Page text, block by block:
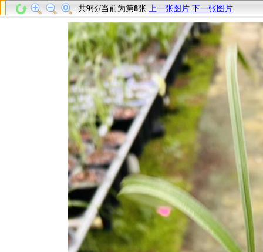
共9张/当前为第8张 上一张图片 下一张图片